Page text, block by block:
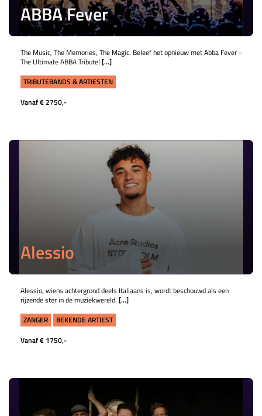
ABBA Fever
The Music, The Memories, The Magic. Beleef het opnieuw met Abba Fever -
The Ultimate ABBA Tribute! [...]
TRIBUTEBANDS & ARTIESTEN
Vanaf € 2750,-
Alessio
Alessio, wiens achtergrond deels Italiaans is, wordt beschouwd als een
rijzende ster in de muziekwereld. [...]
ZANGER
BEKENDE ARTIEST
Vanaf € 1750,-